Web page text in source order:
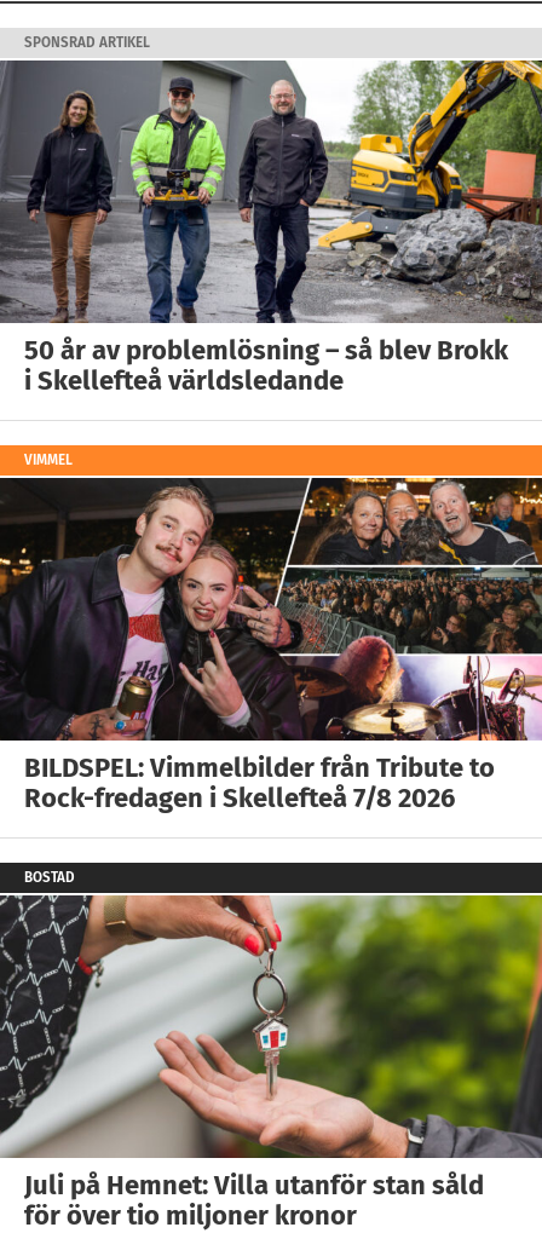
SPONSRAD ARTIKEL
50 år av problemlösning – så blev Brokk
i Skellefteå världsledande
VIMMEL
BILDSPEL: Vimmelbilder från Tribute to
Rock-fredagen i Skellefteå 7/8 2026
BOSTAD
Juli på Hemnet: Villa utanför stan såld
för över tio miljoner kronor